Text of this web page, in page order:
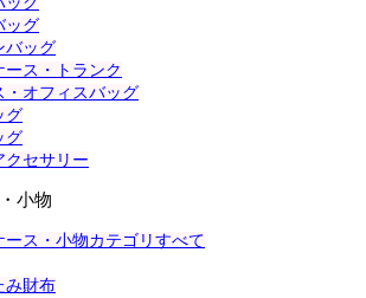
ッグ
バッグ
ース・トランク
・オフィスバッグ
グ
グ
クセサリー
小物
ース・小物カテゴリすべて
み財布